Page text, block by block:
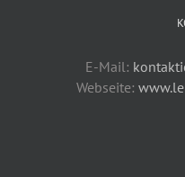
E-Mail:
Webseite: